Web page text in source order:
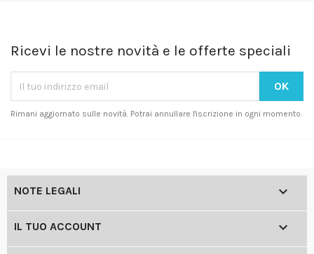
Ricevi le nostre novità e le offerte speciali
Rimani aggiornato sulle novità. Potrai annullare l'iscrizione in ogni momento.
NOTE LEGALI 
IL TUO ACCOUNT 